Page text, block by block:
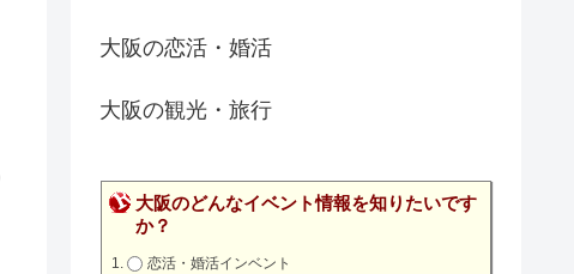
大阪の恋活・婚活
大阪の観光・旅行
大阪のどんなイベント情報を知りたいです
か？
恋活・婚活インベント